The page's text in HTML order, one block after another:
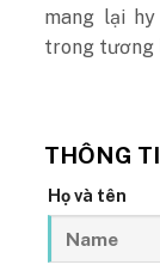
mang lại
trong tương
THÔNG
Họ và tên